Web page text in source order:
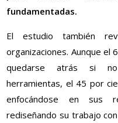
fundamentadas.
El estudio también
organizaciones. Aunque el
quedarse atrás si
herramientas, el 45 por
enfocándose en sus
rediseñando su trabajo